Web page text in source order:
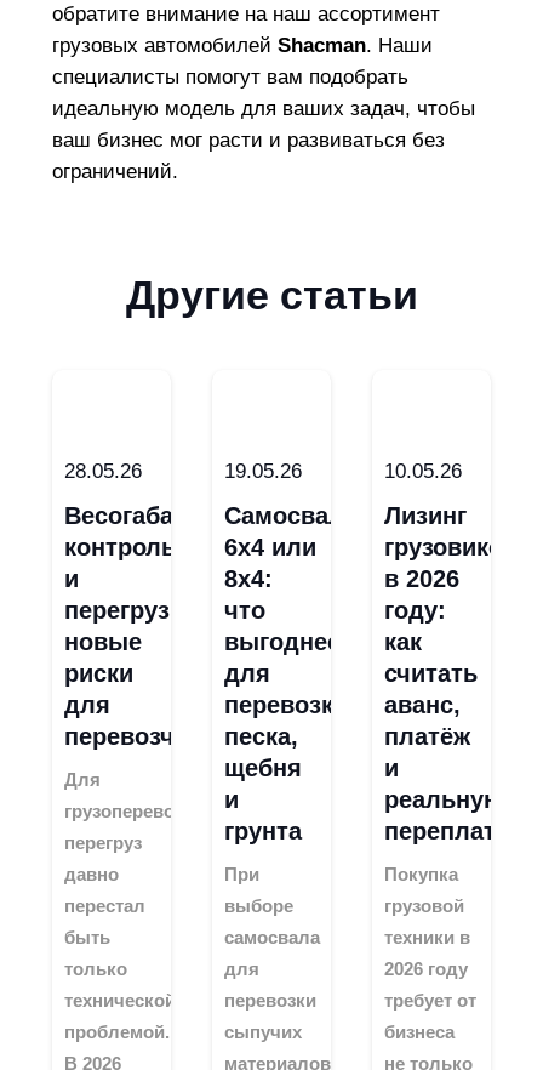
обратите внимание на наш ассортимент
грузовых автомобилей Shacman. Наши
специалисты помогут вам подобрать
идеальную модель для ваших задач, чтобы
ваш бизнес мог расти и развиваться без
ограничений.
Другие статьи
28.05.26
Весогабаритный
контроль
и
перегруз:
новые
риски
для
перевозчиков
Для
грузоперевозчиков
перегруз
давно
перестал
быть
только
технической
проблемой.
В 2026
19.05.26
Самосвал
6х4 или
8х4:
что
выгоднее
для
перевозки
песка,
щебня
и
грунта
При
выборе
самосвала
для
перевозки
сыпучих
материалов
10.05.26
Лизинг
грузовиков
в 2026
году:
как
считать
аванс,
платёж
и
реальную
переплату
Покупка
грузовой
техники в
2026 году
требует от
бизнеса
не только